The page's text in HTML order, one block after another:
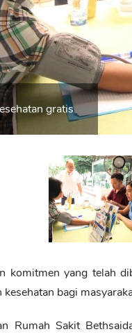
gratis
komitmen yang telah
bagi
Rumah Sakit